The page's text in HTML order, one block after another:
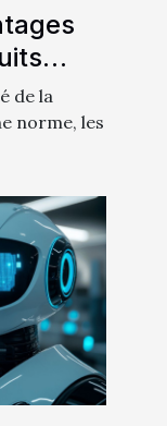
de la
norme, les